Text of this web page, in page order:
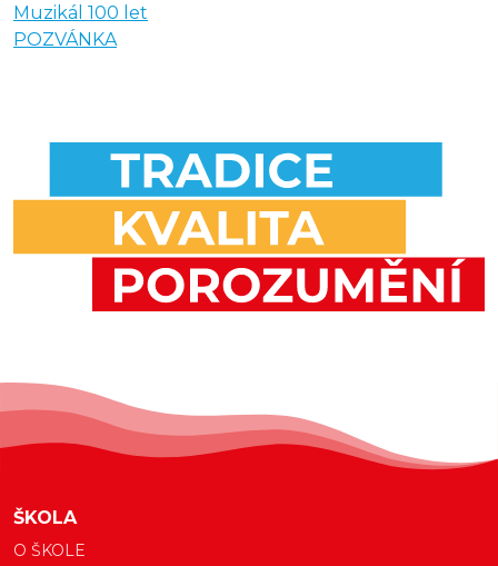
Muzikál 100 let
POZVÁNKA
ŠKOLA
O ŠKOLE